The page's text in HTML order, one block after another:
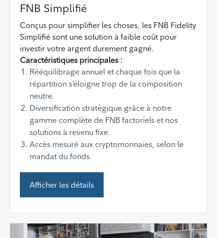
FNB Simplifié
Conçus pour simplifier les choses, les FNB Fidelity
Simplifié sont une solution à faible coût pour
investir votre argent durement gagné.
Caractéristiques principales :
Rééquilibrage annuel et chaque fois que la
répartition s’éloigne trop de la composition
neutre.
Diversification stratégique grâce à notre
gamme complète de FNB factoriels et nos
solutions à revenu fixe.
Accès mesuré aux cryptomonnaies, selon le
mandat du fonds.
Afficher les détails